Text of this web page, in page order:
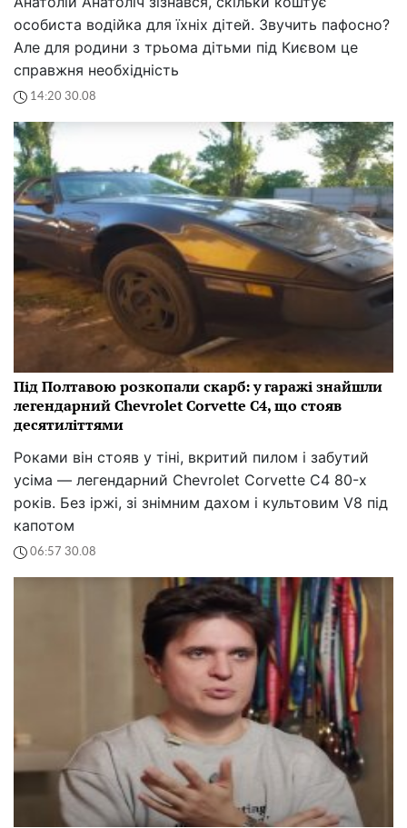
особиста водійка для їхніх дітей. Звучить пафосно?
Але для родини з трьома дітьми під Києвом це
справжня необхідність
14:20 30.08
Під Полтавою розкопали скарб: у гаражі знайшли
легендарний Chevrolet Corvette C4, що стояв
десятиліттями
Роками він стояв у тіні, вкритий пилом і забутий
усіма — легендарний Chevrolet Corvette C4 80-х
років. Без іржі, зі знімним дахом і культовим V8 під
капотом
06:57 30.08